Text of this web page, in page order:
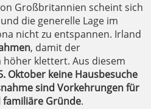
Großbritannien scheint sich
und die generelle Lage im
nicht zu entspannen. Irland
, damit der
klettert. Aus diesem
Oktober keine Hausbesuche
sind Vorkehrungen für
Gründe.